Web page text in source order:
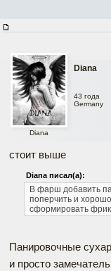
Diana
Diana
43 года
Germany
стоит выше
Diana писал(а):
В фарш добавить
поперчить и
сформировать
Панировочные
и просто